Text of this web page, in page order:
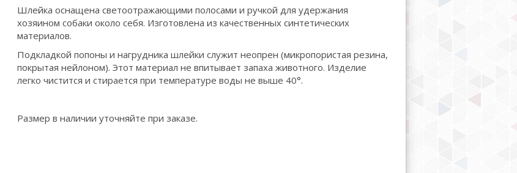
Шлейка оснащена светоотражающими полосами и ручкой для удержания
хозяином собаки около себя. Изготовлена из качественных синтетических
материалов.
Подкладкой попоны и нагрудника шлейки служит неопрен (микропористая резина,
покрытая нейлоном). Этот материал не впитывает запаха животного. Изделие
легко чистится и стирается при температуре воды не выше 40°.
Размер в наличии уточняйте при заказе.